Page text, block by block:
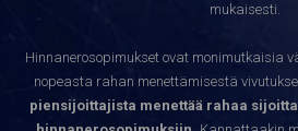
mukaisesti.
Hinnanerosopimukset ovat monimutkaisia
nopeasta rahan menettämisestä
piensijoittajista menettää rahaa